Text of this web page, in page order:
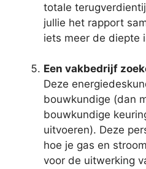
totale
jullie het rapport
iets meer de diepte
Een vakbedrijf
Deze
bouwkundige (dan
bouwkundige
uitvoeren). Deze
hoe je gas en
voor de uitwerking